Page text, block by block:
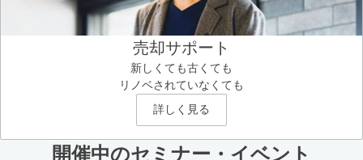
売却サポート
新しくても古くても
リノベされていなくても
詳しく見る
開催中のセミナー・イベント